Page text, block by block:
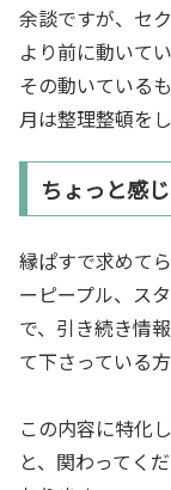
余談ですが、セ
より前に動いて
その動いている
月は整理整頓を
ちょっと感じ
縁ぱすで求めて
ーピープル、ス
で、引き続き情
て下さっている
この内容に特化
と、関わってく